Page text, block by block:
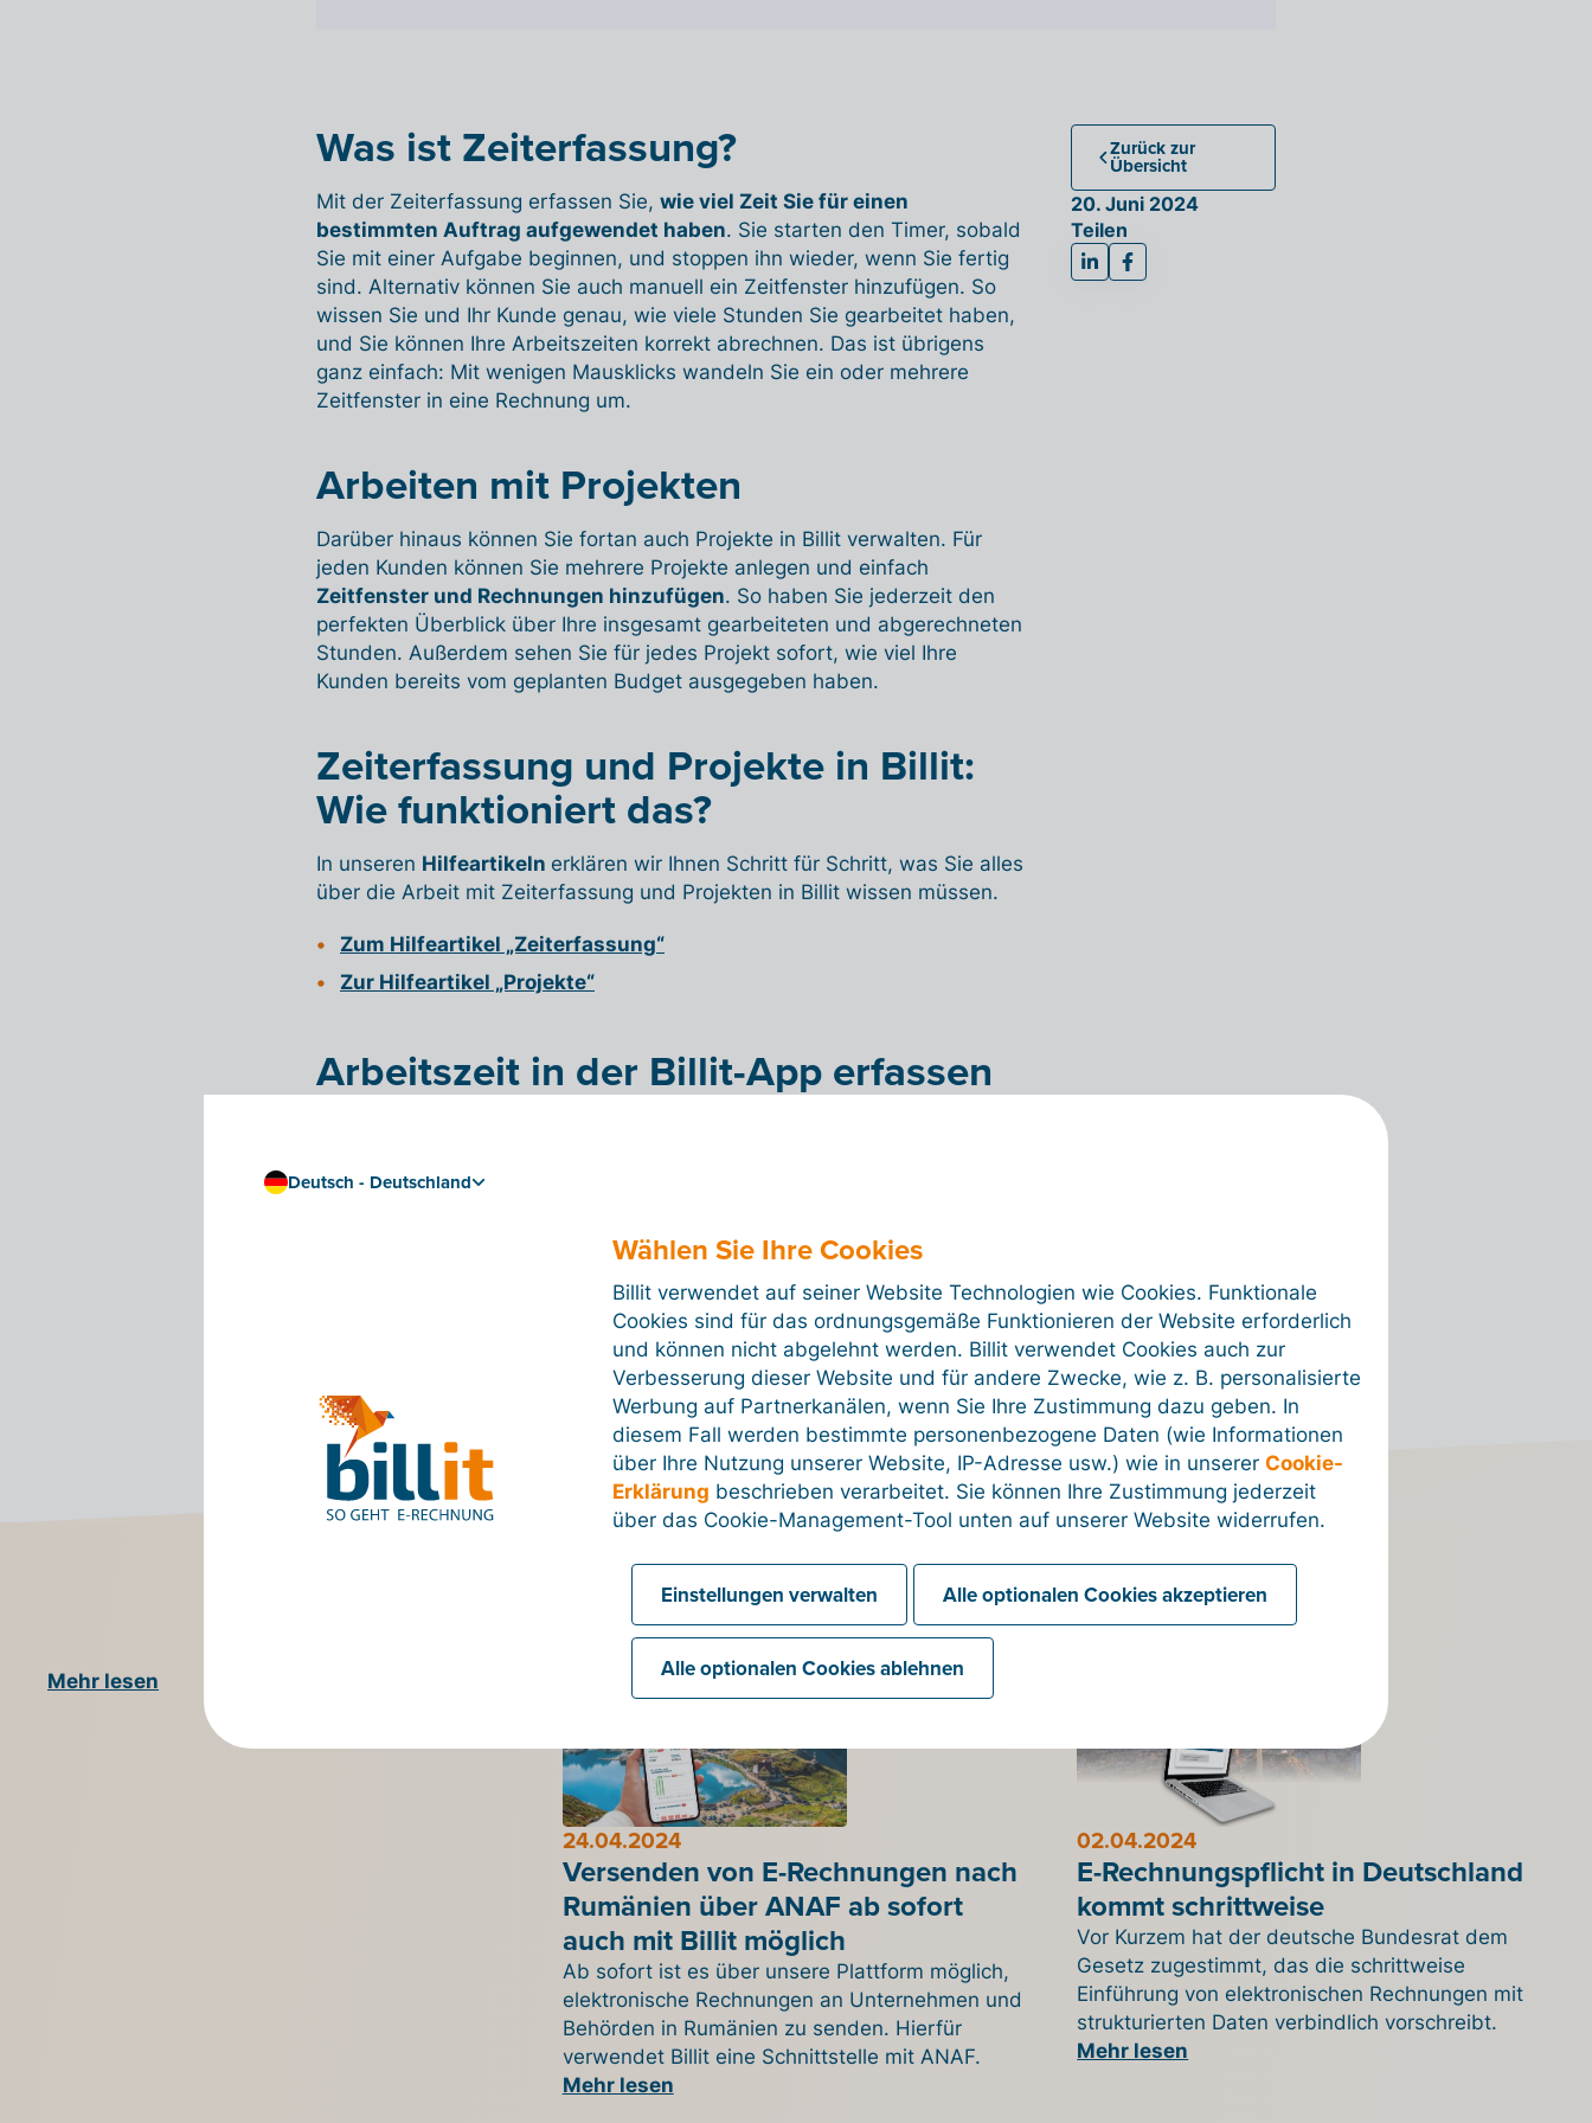
Was ist Zeiterfassung?
Mit der Zeiterfassung erfassen Sie, wie viel Zeit Sie für einen
bestimmten Auftrag aufgewendet haben. Sie starten den Timer, sobald
Sie mit einer Aufgabe beginnen, und stoppen ihn wieder, wenn Sie fertig
sind. Alternativ können Sie auch manuell ein Zeitfenster hinzufügen. So
wissen Sie und Ihr Kunde genau, wie viele Stunden Sie gearbeitet haben,
und Sie können Ihre Arbeitszeiten korrekt abrechnen. Das ist übrigens
ganz einfach: Mit wenigen Mausklicks wandeln Sie ein oder mehrere
Zeitfenster in eine Rechnung um.
Arbeiten mit Projekten
Darüber hinaus können Sie fortan auch Projekte in Billit verwalten. Für
jeden Kunden können Sie mehrere Projekte anlegen und einfach
Zeitfenster und Rechnungen hinzufügen. So haben Sie jederzeit den
perfekten Überblick über Ihre insgesamt gearbeiteten und abgerechneten
Stunden. Außerdem sehen Sie für jedes Projekt sofort, wie viel Ihre
Kunden bereits vom geplanten Budget ausgegeben haben.
Zeiterfassung und Projekte in Billit:
Wie funktioniert das?
In unseren Hilfeartikeln erklären wir Ihnen Schritt für Schritt, was Sie alles
über die Arbeit mit Zeiterfassung und Projekten in Billit wissen müssen.
Zum Hilfeartikel „Zeiterfassung“
Zur Hilfeartikel „Projekte“
Arbeitszeit in der Billit-App erfassen
der Plattform, sondern auch
Haben Sie die neue Billit-App noch nicht? Laden Sie sie jetzt herunter.
Zurück zur
Übersicht
20. Juni 2024
Teilen
Mehr Nachrichten
Mehr lesen
24.04.2024
Versenden von E-Rechnungen nach
Rumänien über ANAF ab sofort
auch mit Billit möglich
Ab sofort ist es über unsere Plattform möglich,
elektronische Rechnungen an Unternehmen und
Behörden in Rumänien zu senden. Hierfür
verwendet Billit eine Schnittstelle mit ANAF.
Mehr lesen
02.04.2024
E-Rechnungspflicht in Deutschland
kommt schrittweise
Vor Kurzem hat der deutsche Bundesrat dem
Gesetz zugestimmt, das die schrittweise
Einführung von elektronischen Rechnungen mit
strukturierten Daten verbindlich vorschreibt.
Mehr lesen
Deutsch - Deutschland
Wählen Sie Ihre Cookies
Billit verwendet auf seiner Website Technologien wie Cookies. Funktionale
Cookies sind für das ordnungsgemäße Funktionieren der Website erforderlich
und können nicht abgelehnt werden. Billit verwendet Cookies auch zur
Verbesserung dieser Website und für andere Zwecke, wie z. B. personalisierte
Werbung auf Partnerkanälen, wenn Sie Ihre Zustimmung dazu geben. In
diesem Fall werden bestimmte personenbezogene Daten (wie Informationen
über Ihre Nutzung unserer Website, IP-Adresse usw.) wie in unsererCookie-
Erklärung beschrieben verarbeitet. Sie können Ihre Zustimmung jederzeit
über das Cookie-Management-Tool unten auf unserer Website widerrufen.
Einstellungen verwalten Alle optionalen Cookies akzeptieren
Alle optionalen Cookies ablehnen